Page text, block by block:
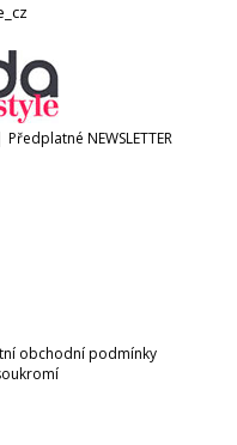
Předplatné NEWSLETTER
obchodní podmínky